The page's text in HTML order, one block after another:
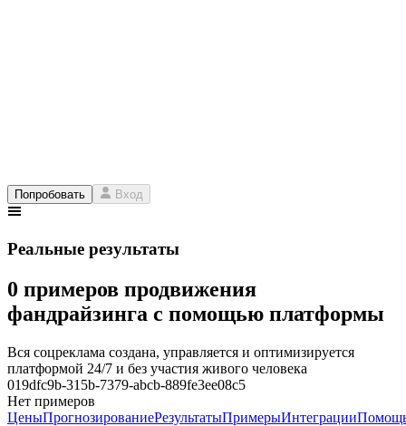
Попробовать Вход
Реальные результаты
0 примеров продвижения
фандрайзинга с помощью платформы
Вся соцреклама создана, управляется и оптимизируется
платформой 24/7 и без участия живого человека
019dfc9b-315b-7379-abcb-889fe3ee08c5
Нет примеров
ЦеныПрогнозированиеРезультатыПримерыИнтеграции